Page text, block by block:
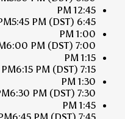
12:45 PM
6:45 PM
5:45 PM (DST)
1:00 PM
7:00 PM
6:00 PM (DST)
1:15 PM
7:15 PM
6:15 PM (DST)
1:30 PM
7:30 PM
6:30 PM (DST)
1:45 PM
7:45 PM
6:45 PM (DST)